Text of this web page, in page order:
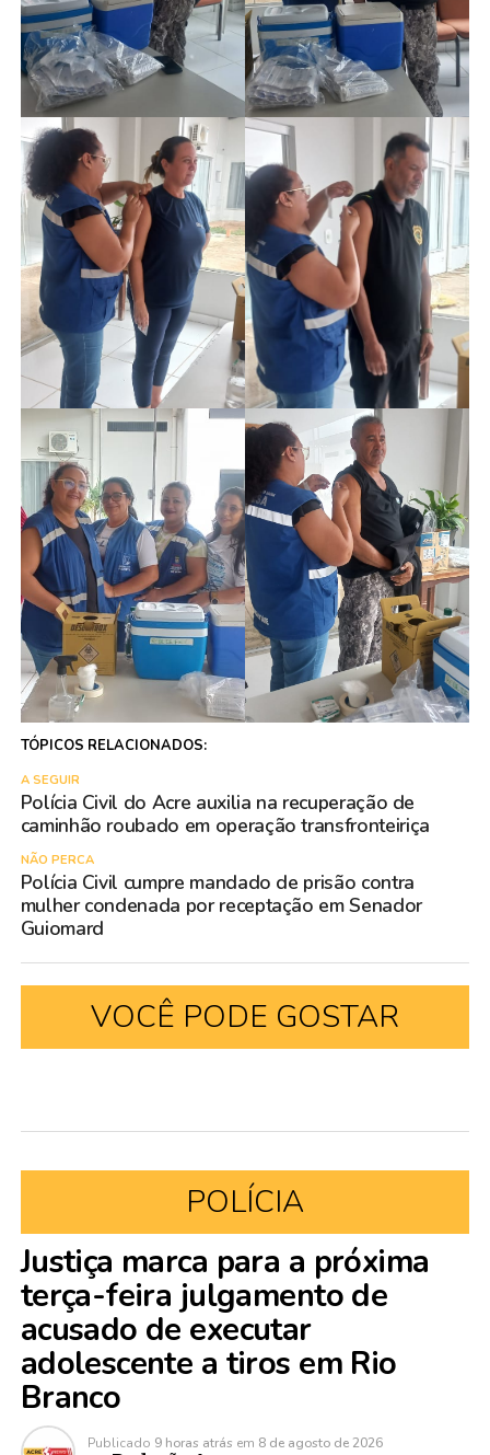
TÓPICOS RELACIONADOS:
A SEGUIR
Polícia Civil do Acre auxilia na recuperação de
caminhão roubado em operação transfronteiriça
NÃO PERCA
Polícia Civil cumpre mandado de prisão contra
mulher condenada por receptação em Senador
Guiomard
VOCÊ PODE GOSTAR
POLÍCIA
Justiça marca para a próxima
terça-feira julgamento de
acusado de executar
adolescente a tiros em Rio
Branco
Publicado 9 horas atrás em 8 de agosto de 2026